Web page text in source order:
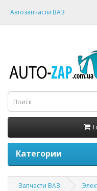
Автозапчасти ВАЗ
Категории
Запчасти ВАЗ